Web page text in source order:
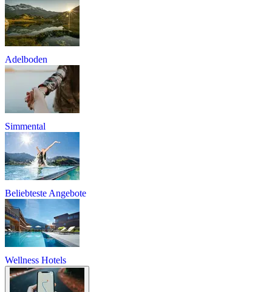
Adelboden
Simmental
Beliebteste Angebote
Wellness Hotels